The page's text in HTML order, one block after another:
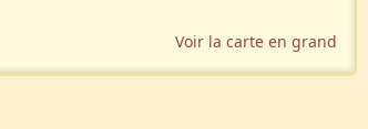
Voir la carte en grand